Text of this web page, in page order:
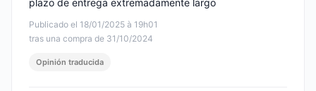
Publicado el 18/01/2025 à 19h01
tras una compra de 31/10/2024
plazo de entrega extremadamente largo
Opinión traducida